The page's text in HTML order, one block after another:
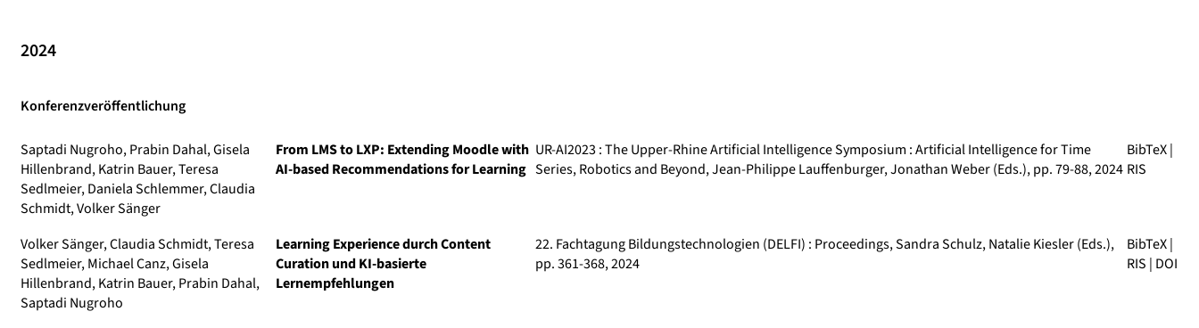
2024
Konferenzveröffentlichung
Saptadi Nugroho, Prabin Dahal, Gisela
Hillenbrand, Katrin Bauer, Teresa
Sedlmeier, Daniela Schlemmer, Claudia
Schmidt, Volker Sänger
From LMS to LXP: Extending Moodle with
AI-based Recommendations for Learning
UR-AI2023 : The Upper-Rhine Artificial Intelligence Symposium : Artificial Intelligence for Time
Series, Robotics and Beyond, Jean-Philippe Lauffenburger, Jonathan Weber (Eds.), pp. 79-88, 2024
BibTeX|
RIS
Volker Sänger, Claudia Schmidt, Teresa
Sedlmeier, Michael Canz, Gisela
Hillenbrand, Katrin Bauer, Prabin Dahal,
Saptadi Nugroho
Learning Experience durch Content
Curation und KI-basierte
Lernempfehlungen
22. Fachtagung Bildungstechnologien (DELFI) : Proceedings, Sandra Schulz, Natalie Kiesler (Eds.),
pp. 361-368, 2024
BibTeX|
RIS | DOI